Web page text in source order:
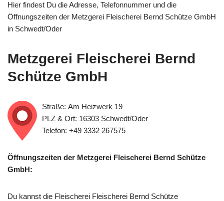
Hier findest Du die Adresse, Telefonnummer und die
Öffnungszeiten der Metzgerei Fleischerei Bernd Schütze GmbH
in Schwedt/Oder
Metzgerei Fleischerei Bernd
Schütze GmbH
Straße: Am Heizwerk 19
PLZ & Ort: 16303 Schwedt/Oder
Telefon: +49 3332 267575
Öffnungszeiten der Metzgerei Fleischerei Bernd Schütze
GmbH:
Du kannst die Fleischerei Fleischerei Bernd Schütze